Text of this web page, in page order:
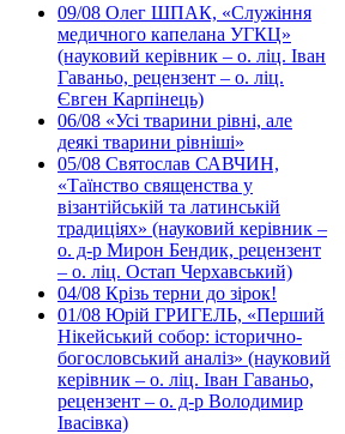
09/08 Олег ШПАК, «Служіння
медичного капелана УГКЦ»
(науковий керівник – о. ліц. Іван
Гаваньо, рецензент – о. ліц.
Євген Карпінець)
06/08 «Усі тварини рівні, але
деякі тварини рівніші»
05/08 Святослав САВЧИН,
«Таїнство священства у
візантійській та латинській
традиціях» (науковий керівник –
о. д-р Мирон Бендик, рецензент
– о. ліц. Остап Черхавський)
04/08 Крізь терни до зірок!
01/08 Юрій ГРИГЕЛЬ, «Перший
Нікейський собор: історично-
богословський аналіз» (науковий
керівник – о. ліц. Іван Гаваньо,
рецензент – о. д-р Володимир
Івасівка)